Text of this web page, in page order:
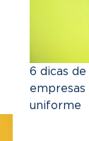
6 dicas
uniforme